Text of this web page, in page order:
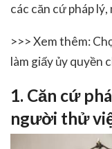
các căn cứ pháp
>>> Xem thêm:
làm giấy ủy quyền
1. Căn cứ
người thử